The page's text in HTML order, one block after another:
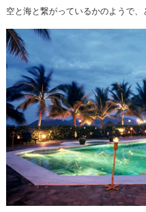
空と海と繋がっているかのようで、